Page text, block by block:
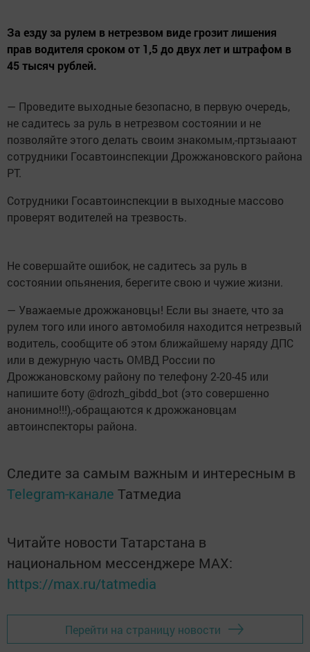
За езду за рулем в нетрезвом виде грозит лишения
прав водителя сроком от 1,5 до двух лет и штрафом в
45 тысяч рублей.
— Проведите выходные безопасно, в первую очередь,
не садитесь за руль в нетрезвом состоянии и не
позволяйте этого делать своим знакомым,-пртзыаают
сотрудники Госавтоинспекции Дрожжановского района
РТ.
Сотрудники Госавтоинспекции в выходные массово
проверят водителей на трезвость.
Не совершайте ошибок, не садитесь за руль в
состоянии опьянения, берегите свою и чужие жизни.
— Уважаемые дрожжановцы! Если вы знаете, что за
рулем того или иного автомобиля находится нетрезвый
водитель, сообщите об этом ближайшему наряду ДПС
или в дежурную часть ОМВД России по
Дрожжановскому району по телефону 2-20-45 или
напишите боту @drozh_gibdd_bot (это совершенно
анонимно!!!),-обращаются к дрожжановцам
автоинспекторы района.
Следите за самым важным и интересным в
Telegram-канале Татмедиа
Читайте новости Татарстана в
национальном мессенджере MАХ:
https://max.ru/tatmedia
Перейти на страницу новости